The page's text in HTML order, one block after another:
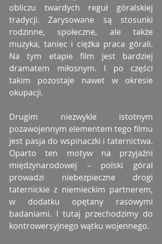
obliczu twardych reguł góralskiej
tradycji. Zarysowane są stosunki
rodzinne, społeczne, ale także
muzyka, taniec i ciężka praca górali.
Na tym etapie film jest bardziej
dramatem miłosnym. I po części
takim pozostaje nawet w okresie
okupacji.
Drugim niezwykle istotnym
pozawojennym elementem tego filmu
jest pasja do wspinaczki i taternictwa.
Oparto ten motyw na przyjaźni
międzynarodowej – polski góral
prowadzi niebezpieczne drogi
taternickie z niemieckim partnerem,
w dodatku opętany rasowymi
badaniami. I tutaj przechodzimy do
kontrowersyjnego wątku wojennego.